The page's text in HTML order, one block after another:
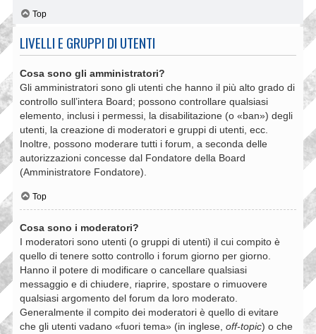
Top
LIVELLI E GRUPPI DI UTENTI
Cosa sono gli amministratori?
Gli amministratori sono gli utenti che hanno il più alto grado di
controllo sull’intera Board; possono controllare qualsiasi
elemento, inclusi i permessi, la disabilitazione (o «ban») degli
utenti, la creazione di moderatori e gruppi di utenti, ecc.
Inoltre, possono moderare tutti i forum, a seconda delle
autorizzazioni concesse dal Fondatore della Board
(Amministratore Fondatore).
Top
Cosa sono i moderatori?
I moderatori sono utenti (o gruppi di utenti) il cui compito è
quello di tenere sotto controllo i forum giorno per giorno.
Hanno il potere di modificare o cancellare qualsiasi
messaggio e di chiudere, riaprire, spostare o rimuovere
qualsiasi argomento del forum da loro moderato.
Generalmente il compito dei moderatori è quello di evitare
che gli utenti vadano «fuori tema» (in inglese, off-topic) o che